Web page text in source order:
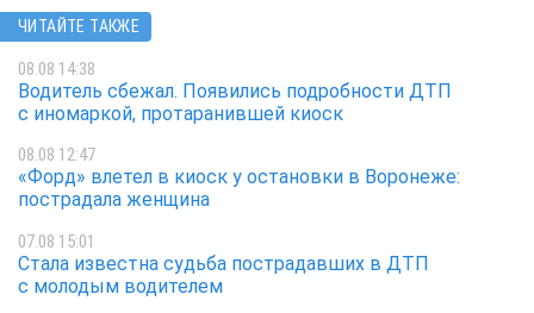
ЧИТАЙТЕ ТАКЖЕ
08.08 14:38
Водитель сбежал. Появились подробности ДТП
с иномаркой, протаранившей киоск
08.08 12:47
«Форд» влетел в киоск у остановки в Воронеже:
пострадала женщина
07.08 15:01
Стала известна судьба пострадавших в ДТП
с молодым водителем